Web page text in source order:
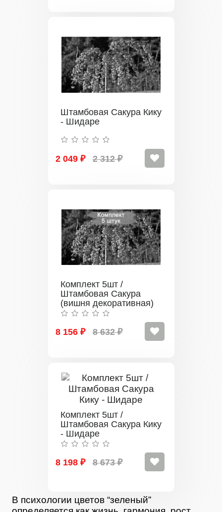
Штамбовая Сакура Кику
- Шидаре
2 049 ₽ 2 312 ₽
Комплект 5шт /
Штамбовая Сакура
(вишня декоративная)
Ошидори
8 156 ₽
8 632 ₽
Комплект 5шт /
Штамбовая Сакура Кику
- Шидаре
8 198 ₽ 8 673 ₽
В психологии цветов “зеленый”